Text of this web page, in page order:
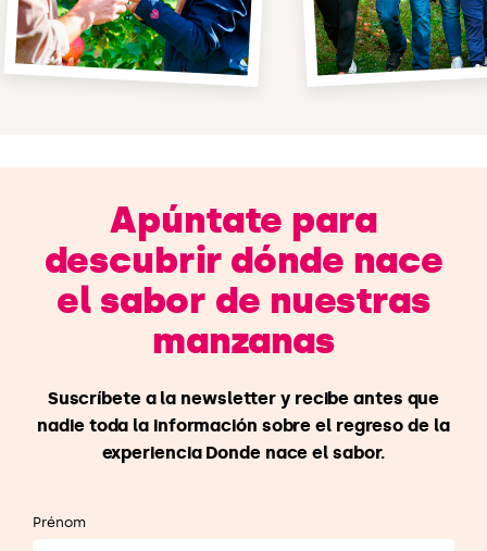
Apúntate para
descubrir dónde nace
el sabor de nuestras
manzanas
Suscríbete a la newsletter y recibe antes que
nadie toda la información sobre el regreso de la
experiencia Donde nace el sabor.
Prénom